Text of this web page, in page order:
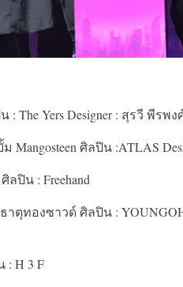
: The Yers Designer : สุรวี พีรพ
Mangosteen ศิลปิน :ATLAS
ลปิน : Freehand
ธาตุทองซาวด์ ศิลปิน :
: H 3 F